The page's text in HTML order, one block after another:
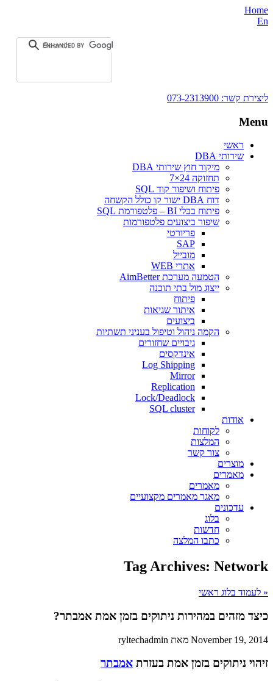
Home
En
ליצירת קשר: 073-2313900
Menu
ראשי
שירותי DBA‎
מיקור חוץ שירותי DBA
תחזוקה 24×7
פיתוח ושיפור קוד SQL
דוח DBA ישור קו כולל הקשחה
פיתוח בכלי BI – פלטפורמת SQL
שיפור ביצועים פלטפורמות
פריורטי
SAP
מובייל
אתרי WEB
הטמעה מערכת AimBetter
ייצוג מול בתי תוכנה
פיתוח
איתור שגיאות
ביצועים
הקמה ניהול וטיפול בעניני תשתיות
גיבויים שחזורים
אינדקסים
Log Shipping
Mirror
Replication
Lock/Deadlock
SQL cluster
אודות
לקוחות
המלצות
צור קשר
מוצרים
מאמרים
מאמרים
מאגר מאמרים מקצועיים
עדכונים
בלוג
חדשות
כתבו המלצה
Tag Archives: Network
« לעמוד בלוג ראשי
כיצד מזהים במהירות ניתוקים בזמן אמת אמבתר?
November 19, 2014 מאת ryltechadmin
זיהוי ניתוקים בזמן אמת בעזרת אמבתר